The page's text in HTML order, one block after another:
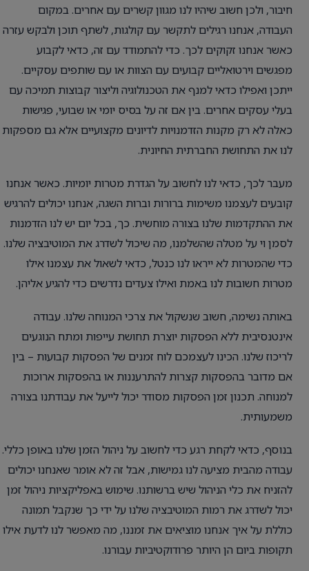
חיבור, ולכן חשוב שיהיו לנו מגוון קשרים עם אחרים. במקום
העבודה, אנחנו רגילים לתקשר עם קולגות, לשתף תוכן ולבקש עזרה
כאשר אנחנו זקוקים לכך. כדי להתמודד עם זה, כדאי לקבוע
מפגשים וירטואליים קבועים עם הצוות או עם שותפים עסקיים.
ייתכן ואפילו כדאי למנף את הטכנולוגיה וליצור קבוצות תמיכה עם
בעלי עסקים אחרים. בין אם זה על בסיס יומי או שבועי, פגישות
כאלה לא רק מקנות הזדמנויות לדיונים מקצועיים אלא גם מספקות
לנו את התחושת החברתית החיונית.
מעבר לכך, כדאי לנו לחשוב על הגדרת מטרות יומיות. כאשר אנחנו
קובעים לעצמנו משימות ברורות וברות השגה, אנחנו יכולים להרגיש
את ההתקדמות שלנו בצורה מוחשית. כך, בכל יום יש לנו הזדמנות
לסמן וי על מטלה שהשלמנו, מה שיכול לשדרג את המוטיבציה שלנו.
כדי שהמטרות לא ייראו לנו כנטל, כדאי לשאול את עצמנו אילו
מטרות חשובות לנו באמת ואילו צעדים נדרשים כדי להגיע אליהן.
באותה נשימה, חשוב שנשקול את צרכי המנוחה שלנו. עבודה
אינטנסיבית ללא הפסקות יוצרת תחושת עייפות ומתח הנוגעים
לריכוז שלנו. הכינו לעצמכם לוח זמנים של הפסקות קבועות – בין
אם מדובר בהפסקות קצרות להתרעננות או בהפסקות ארוכות
למנוחה. תכנון זמן הפסקות מסודר יכול לייעל את עבודתנו בצורה
משמעותית.
בנוסף, כדאי לקחת רגע כדי לחשוב על ניהול הזמן שלנו באופן כללי.
עבודה מהבית מציעה לנו גמישות, אבל זה לא אומר שאנחנו יכולים
להזניח את כלי הניהול שיש ברשותנו. שימוש באפליקציות ניהול זמן
יכול לשדרג את רמות המוטיבציה שלנו על ידי כך שנקבל תמונה
כוללת על איך אנחנו מוציאים את זמננו, מה מאפשר לנו לדעת אילו
תקופות ביום הן היותר פרודוקטיביות עבורנו.